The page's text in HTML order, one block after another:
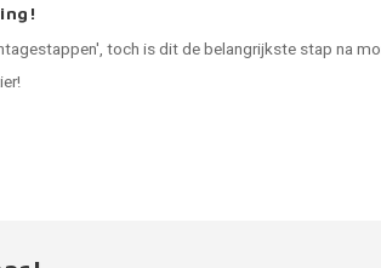
toch is dit de belangrijkste stap na